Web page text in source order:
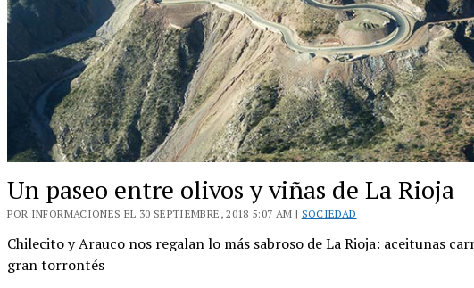
Un paseo entre olivos y viñas de La Rioja
POR INFORMACIONES EL 30 SEPTIEMBRE, 2018 5:07 AM | SOCIEDAD
Chilecito y Arauco nos regalan lo más sabroso de La Rioja: aceitunas
gran torrontés